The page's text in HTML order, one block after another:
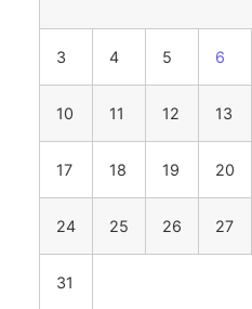
3 4 5 6
10 11 12 13
17 18 19 20
24 25 26 27
31